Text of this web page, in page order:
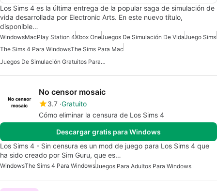
Los Sims 4 es la última entrega de la popular saga de simulación de
vida desarrollada por Electronic Arts. En este nuevo título,
disponible…
WindowsMacPlay Station 4Xbox OneJuegos De Simulación De VidaJuego Sims
The Sims 4 Para WindowsThe Sims Para Mac
Juegos De Simulación Gratuitos Para Mac
No censor mosaic
3.7 Gratuito
Cómo eliminar la censura de Los Sims 4
Descargar gratis para Windows
Los Sims 4 - Sin censura es un mod de juego para Los Sims 4 que
ha sido creado por Sim Guru, que es…
WindowsThe Sims 4 Para WindowsJuegos Para Adultos Para Windows